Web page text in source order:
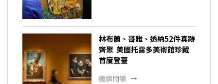
林布蘭、哥雅、透納52件真跡
齊聚 美國托雷多美術館珍藏
首度登臺
繼續閱讀